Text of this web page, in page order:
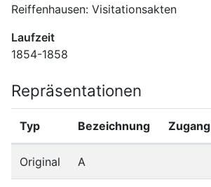
Reiffenhausen: Visitationsakten
Laufzeit
1854-1858
Repräsentationen
Typ Bezeichnung Zugang
Original A